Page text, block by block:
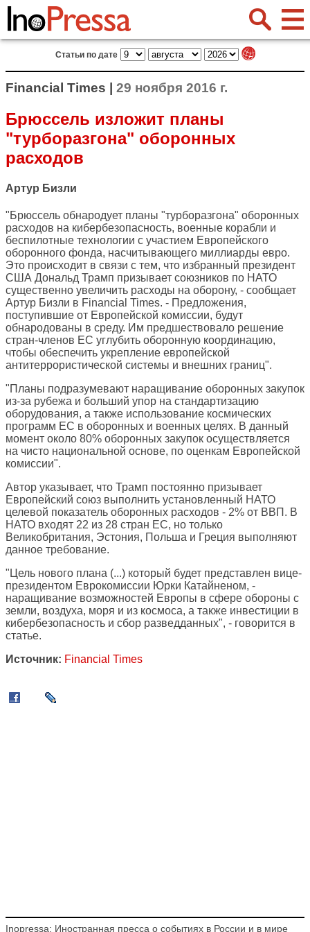
Статьи по дате
Financial Times | 29 ноября 2016 г.
Брюссель изложит планы
"турборазгона" оборонных
расходов
Артур Бизли
"Брюссель обнародует планы "турборазгона" оборонных
расходов на кибербезопасность, военные корабли и
беспилотные технологии с участием Европейского
оборонного фонда, насчитывающего миллиарды евро.
Это происходит в связи с тем, что избранный президент
США Дональд Трамп призывает союзников по НАТО
существенно увеличить расходы на оборону, - сообщает
Артур Бизли в Financial Times. - Предложения,
поступившие от Европейской комиссии, будут
обнародованы в среду. Им предшествовало решение
стран-членов ЕС углубить оборонную координацию,
чтобы обеспечить укрепление европейской
антитеррористической системы и внешних границ".
"Планы подразумевают наращивание оборонных закупок
из-за рубежа и больший упор на стандартизацию
оборудования, а также использование космических
программ ЕС в оборонных и военных целях. В данный
момент около 80% оборонных закупок осуществляется
на чисто национальной основе, по оценкам Европейской
комиссии".
Автор указывает, что Трамп постоянно призывает
Европейский союз выполнить установленный НАТО
целевой показатель оборонных расходов - 2% от ВВП. В
НАТО входят 22 из 28 стран ЕС, но только
Великобритания, Эстония, Польша и Греция выполняют
данное требование.
"Цель нового плана (...) который будет представлен вице-
президентом Еврокомиссии Юрки Катайненом, -
наращивание возможностей Европы в сфере обороны с
земли, воздуха, моря и из космоса, а также инвестиции в
кибербезопасность и сбор разведданных", - говорится в
статье.
Источник: Financial Times
Inopressa: Иностранная пресса о событиях в России и в мире